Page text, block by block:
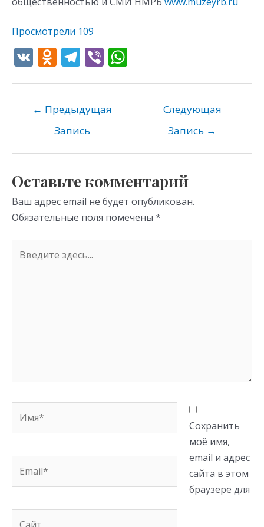
Просмотрели 109
V O
o
kl
as
ni
ki
T
gr
a
m
Vi
p
← Предыдущая
Запись
Следующая
Запись →
Оставьте комментарий
Ваш адрес email не будет опубликован.
Обязательные поля помечены *
здесь...
Сохранить
моё имя,
email и адрес
сайта в этом
браузере для